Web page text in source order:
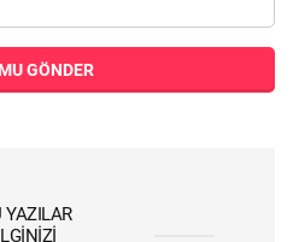
GÖNDER
YAZILAR
İLGINIZI